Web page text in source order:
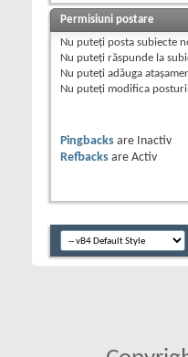
Permisiuni postare
Nu puteţi posta subiecte
Nu puteţi răspunde la
Nu puteţi adăuga
Nu puteţi modifica
Pingbacks are
Inactiv
Refbacks are Activ